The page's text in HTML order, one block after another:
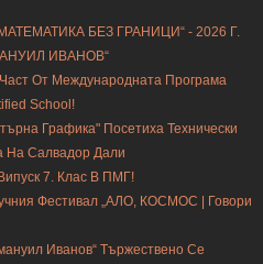
БЕЗ ГРАНИЦИ“ - 2026 Г.
ИВАНОВ“
От Международната Програма
School!
Графика" Посетиха Технически
На Салвадор Дали
7. Клас В ПМГ!
Фестивал „АЛО, КОСМОС | Говори
Иванов“ Тържествено Се